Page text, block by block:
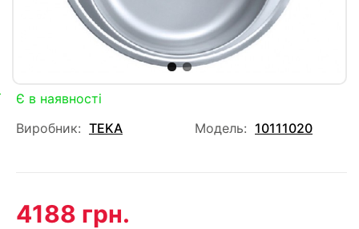
Є в наявності
Виробник: TEKA Модель: 10111020
4188 грн.